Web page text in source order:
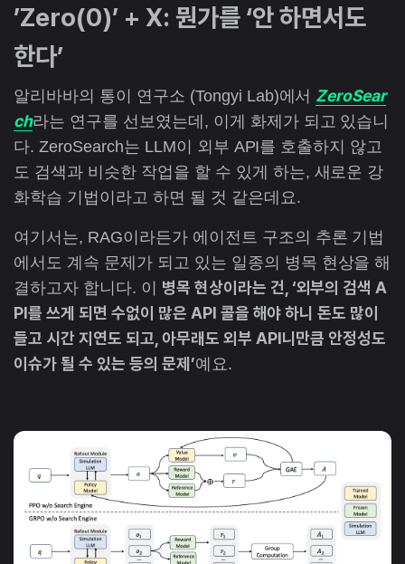
’Zero(0)’ + X: 뭔가를 ‘안 하면서도
한다’
알리바바의 통이 연구소 (Tongyi Lab)에서 ZeroSear
ch라는 연구를 선보였는데, 이게 화제가 되고 있습니
다. ZeroSearch는 LLM이 외부 API를 호출하지 않고
도 검색과 비슷한 작업을 할 수 있게 하는, 새로운 강
화학습 기법이라고 하면 될 것 같은데요.
여기서는, RAG이라든가 에이전트 구조의 추론 기법
에서도 계속 문제가 되고 있는 일종의 병목 현상을 해
결하고자 합니다. 이 병목 현상이라는 건, ‘외부의 검색 A
PI를 쓰게 되면 수없이 많은 API 콜을 해야 하니 돈도 많이
들고 시간 지연도 되고, 아무래도 외부 API니만큼 안정성도
이슈가 될 수 있는 등의 문제’예요.